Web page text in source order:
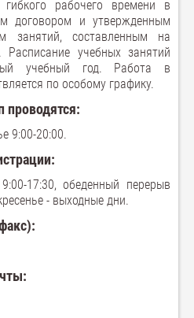
гибкого рабочего времени в
договором и утвержденным
занятий, составленным на
Расписание учебных занятий
учебный год. Работа в
по особому графику.
проводятся:
9:00-20:00.
17:30, обеденный перерыв
- выходные дни.